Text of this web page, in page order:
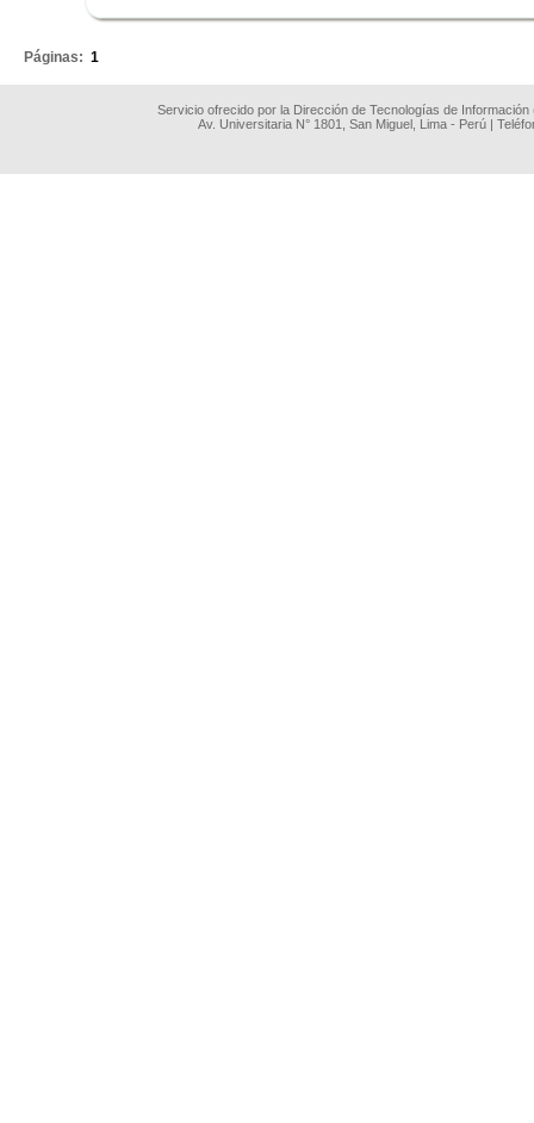
Páginas: 1
Servicio ofrecido por la Dirección de Tecnologías de
Av. Universitaria N° 1801, San Miguel, Lima - Perú |